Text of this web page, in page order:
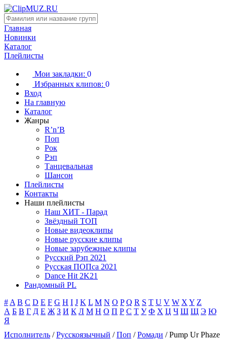
Главная
Новинки
Каталог
Плейлисты
Мои закладки: 0
Избранных клипов: 0
Вход
На главную
Каталог
Жанры
R’n’B
Поп
Рок
Рэп
Танцевальная
Шансон
Плейлисты
Контакты
Наши плейлисты
Наш ХИТ - Парад
Звёздный ТОП
Новые видеоклипы
Новые русские клипы
Новые зарубежные клипы
Русский Рэп 2021
Русская ПОПса 2021
Dance Hit 2K21
Рандомный PL
# A B C D E F G H I J K L M N O P Q R S T U V W X Y Z
А Б В Г Д Е Ж З И К Л М Н О П Р С Т У Ф Х Ц Ч Ш Щ Э Ю
Я
Исполнитель /Русскоязычный /Поп /Ромади / Pump Ur Phaze